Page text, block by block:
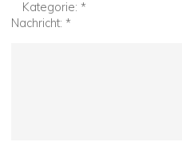
Kategorie: *
Nachricht: *